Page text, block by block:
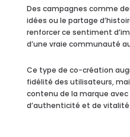
Des campagnes comme
idées ou le partage
renforcer ce sentiment
d’une vraie communauté
Ce type de co-création
fidélité des utilisateurs,
contenu de la marque
d’authenticité et de vitalité.